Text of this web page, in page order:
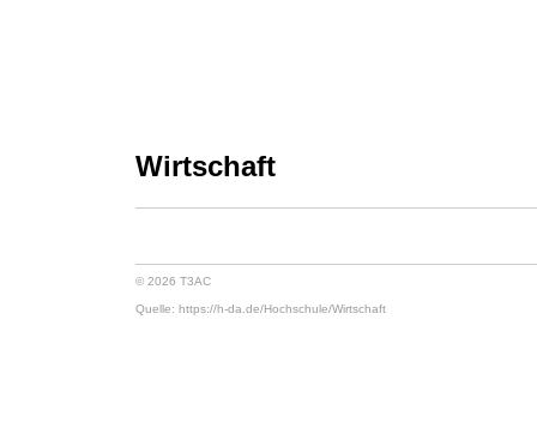
Wirtschaft
© 2026 T3AC
Quelle: https://h-da.de/Hochschule/Wirtschaft